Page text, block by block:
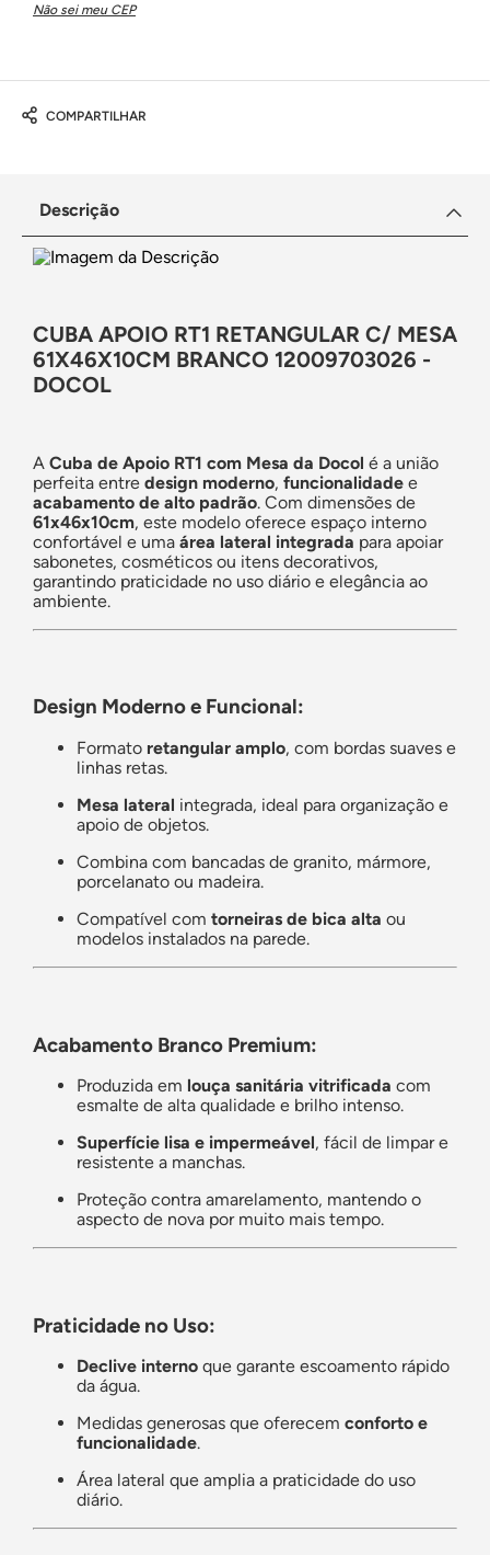
Não sei meu CEP
COMPARTILHAR
Descrição
CUBA APOIO RT1 RETANGULAR C/ MESA
61X46X10CM BRANCO 12009703026 -
DOCOL
A Cuba de Apoio RT1 com Mesa da Docol é a união
perfeita entre design moderno, funcionalidade e
acabamento de alto padrão. Com dimensões de
61x46x10cm, este modelo oferece espaço interno
confortável e uma área lateral integrada para apoiar
sabonetes, cosméticos ou itens decorativos,
garantindo praticidade no uso diário e elegância ao
ambiente.
Design Moderno e Funcional:
Formato retangular amplo, com bordas suaves e
linhas retas.
Mesa lateral integrada, ideal para organização e
apoio de objetos.
Combina com bancadas de granito, mármore,
porcelanato ou madeira.
Compatível com torneiras de bica alta ou
modelos instalados na parede.
Acabamento Branco Premium:
Produzida em louça sanitária vitrificada com
esmalte de alta qualidade e brilho intenso.
Superfície lisa e impermeável, fácil de limpar e
resistente a manchas.
Proteção contra amarelamento, mantendo o
aspecto de nova por muito mais tempo.
Praticidade no Uso:
Declive interno que garante escoamento rápido
da água.
Medidas generosas que oferecem conforto e
funcionalidade.
Área lateral que amplia a praticidade do uso
diário.